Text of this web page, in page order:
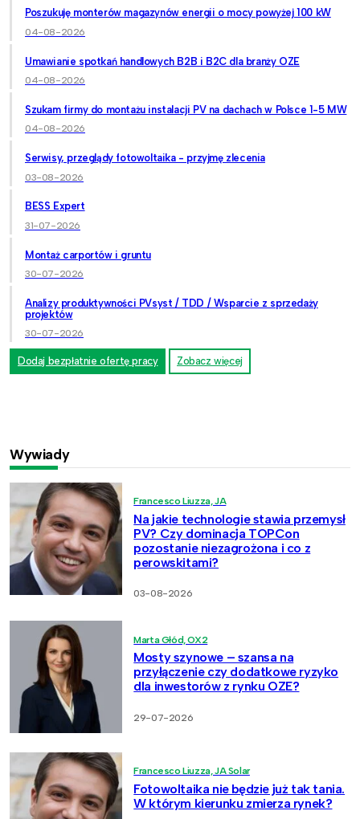
Poszukuję monterów magazynów energii o mocy powyżej 100 kW
04-08-2026
Umawianie spotkań handlowych B2B i B2C dla branży OZE
04-08-2026
Szukam firmy do montażu instalacji PV na dachach w Polsce 1-5 MW
04-08-2026
Serwisy, przeglądy fotowoltaika - przyjmę zlecenia
03-08-2026
BESS Expert
31-07-2026
Montaż carportów i gruntu
30-07-2026
Analizy produktywności PVsyst / TDD / Wsparcie z sprzedaży
projektów
30-07-2026
Dodaj bezpłatnie ofertę pracy Zobacz więcej
Wywiady
Francesco Liuzza, JA
Na jakie technologie stawia przemysł
PV? Czy dominacja TOPCon
pozostanie niezagrożona i co z
perowskitami?
03-08-2026
Marta Głód, OX2
Mosty szynowe – szansa na
przyłączenie czy dodatkowe ryzyko
dla inwestorów z rynku OZE?
29-07-2026
Francesco Liuzza, JA Solar
Fotowoltaika nie będzie już tak tania.
W którym kierunku zmierza rynek?